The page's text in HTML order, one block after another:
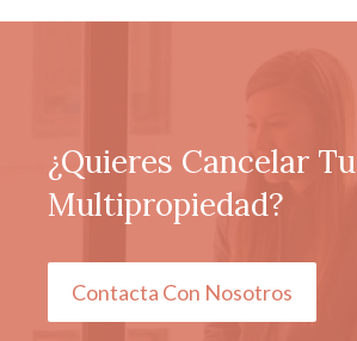
¿Quieres Cancelar Tu
Multipropiedad?
Contacta Con Nosotros